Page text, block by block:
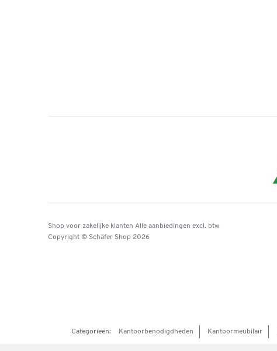
Shop voor zakelijke klanten Alle aanbiedingen excl. btw
Copyright © Schäfer Shop 2026
Categorieën: Kantoorbenodigdheden Kantoormeubilair